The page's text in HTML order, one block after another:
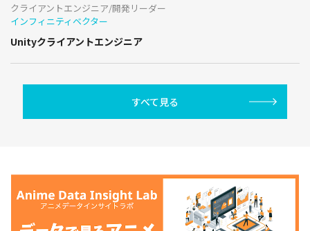
クライアントエンジニア/開発リーダー
インフィニティベクター
Unityクライアントエンジニア
すべて見る